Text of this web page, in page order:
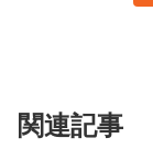
関連記事